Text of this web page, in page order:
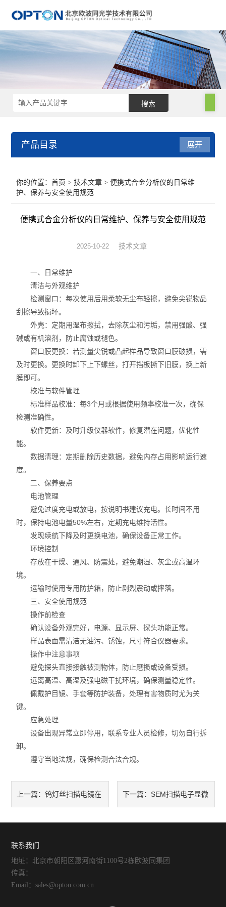
产品目录
手持光谱仪
电镜附件及制样设备
其他设备
展开
你的位置：首页 >技术文章 > 便携式合金分析仪的日常维
护、保养与安全使用规范
便携式合金分析仪的日常维护、保养与安全使用规范
2025-10-22 技术文章
一、日常维护
清洁与外观维护
检测窗口：每次使用后用柔软无尘布轻擦，避免尖锐物品
刮擦导致损坏。
外壳：定期用湿布擦拭，去除灰尘和污垢，禁用强酸、强
碱或有机溶剂，防止腐蚀或褪色。
窗口膜更换：若测量尖锐或凸起样品导致窗口膜破损，需
及时更换。更换时卸下上下螺丝，打开挡板撕下旧膜，换上新
膜即可。
校准与软件管理
标准样品校准：每3个月或根据使用频率校准一次，确保
检测准确性。
软件更新：及时升级仪器软件，修复潜在问题，优化性
能。
数据清理：定期删除历史数据，避免内存占用影响运行速
度。
二、保养要点
电池管理
避免过度充电或放电，按说明书建议充电。长时间不用
时，保持电池电量50%左右，定期充电维持活性。
发现续航下降及时更换电池，确保设备正常工作。
环境控制
存放在干燥、通风、防震处，避免潮湿、灰尘或高温环
境。
运输时使用专用防护箱，防止剧烈震动或摔落。
三、安全使用规范
操作前检查
确认设备外观完好，电源、显示屏、探头功能正常。
样品表面需清洁无油污、锈蚀，尺寸符合仪器要求。
操作中注意事项
避免探头直接接触被测物体，防止磨损或设备受损。
远离高温、高湿及强电磁干扰环境，确保测量稳定性。
佩戴护目镜、手套等防护装备，处理有害物质时尤为关
键。
应急处理
设备出现异常立即停用，联系专业人员检修，切勿自行拆
卸。
遵守当地法规，确保检测合法合规。
上一篇：钨灯丝扫描电镜在 下一篇： SEM扫描电子显微
联系我们
地址：北京市朝阳区惠河南街1100号2栋欧波同集团
传真：
Email：sales@opton.com.cn